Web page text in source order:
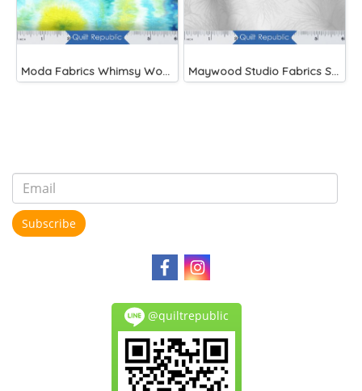
Moda Fabrics Whimsy Wonderland Shakedown Street Spiral Breeze Maywood Studio Fabrics Solitaire Whites
Subscribe
@quiltrepublic